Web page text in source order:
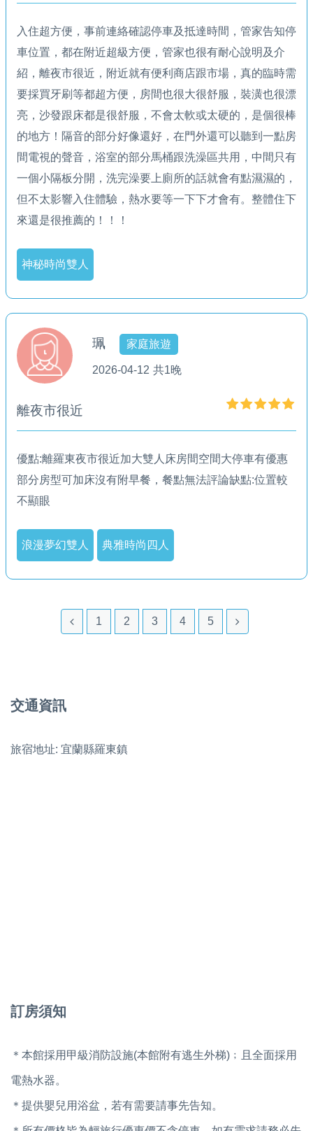
入住超方便，事前連絡確認停車及抵達時間，管家告知停
車位置，都在附近超級方便，管家也很有耐心說明及介
紹，離夜市很近，附近就有便利商店跟市場，真的臨時需
要採買牙刷等都超方便，房間也很大很舒服，裝潢也很漂
亮，沙發跟床都是很舒服，不會太軟或太硬的，是個很棒
的地方！隔音的部分好像還好，在門外還可以聽到一點房
間電視的聲音，浴室的部分馬桶跟洗澡區共用，中間只有
一個小隔板分開，洗完澡要上廁所的話就會有點濕濕的，
但不太影響入住體驗，熱水要等一下下才會有。整體住下
來還是很推薦的！！！
神秘時尚雙人
珮 家庭旅遊
2026-04-12 共1晚
離夜市很近
優點:離羅東夜市很近加大雙人床房間空間大停車有優惠
部分房型可加床沒有附早餐，餐點無法評論缺點:位置較
不顯眼
浪漫夢幻雙人 典雅時尚四人
1 2 3 4 5
交通資訊
旅宿地址: 宜蘭縣羅東鎮
訂房須知
＊本館採用甲級消防設施(本館附有逃生外梯)﹔且全面採用
電熱水器。
＊提供嬰兒用浴盆，若有需要請事先告知。